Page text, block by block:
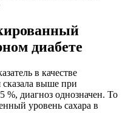
диабете
в качестве
сказала выше при
диагноз однозначен. То
уровень сахара в